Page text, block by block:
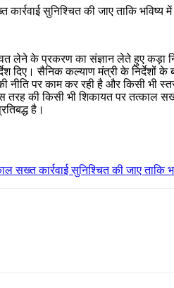
सुनिश्चित की जाए ताकि भविष्य
लेने के प्रकरण का संज्ञान लेते हुए कड़ा
सैनिक कल्याण मंत्री के निर्देशों के
पर काम कर रही है और किसी भी
तरह की किसी भी शिकायत पर तत्काल
है।
सख्त कार्रवाई सुनिश्चित की जाए ताकि